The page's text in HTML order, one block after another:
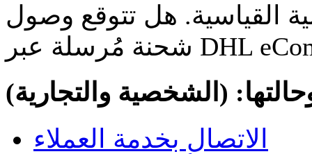
القياسية. هل تتوقع وصول
(الشخصية والتجارية)
الاتصال بخدمة العملاء